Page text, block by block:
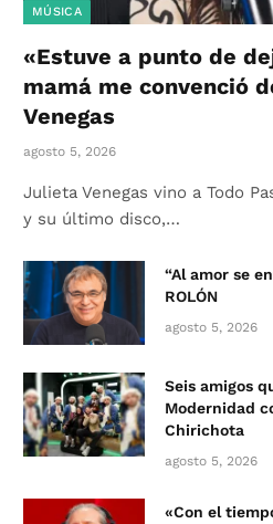
MÚSICA
«Estuve a punto de
mamá me convenció
Venegas
agosto 5, 2026
Julieta Venegas vino a Todo
y su último disco,…
“Al amor se
ROLÓN
agosto 5, 2026
Seis amigos
Modernidad
Chirichota
agosto 5, 2026
«Con el